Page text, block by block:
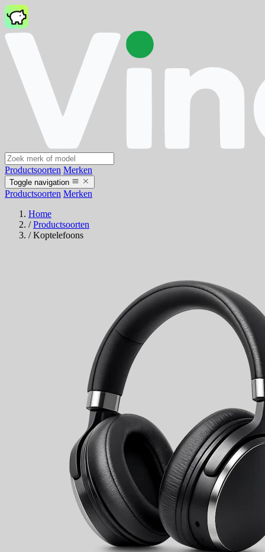
Productsoorten Merken
Toggle navigation
Productsoorten Merken
Home
/ Productsoorten
/ Koptelefoons